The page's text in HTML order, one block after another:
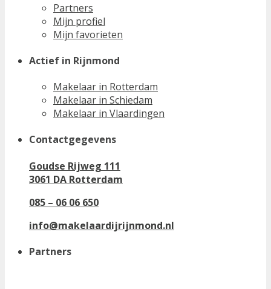
Partners
Mijn profiel
Mijn favorieten
Actief in Rijnmond
Makelaar in Rotterdam
Makelaar in Schiedam
Makelaar in Vlaardingen
Contactgegevens
Goudse Rijweg 111
3061 DA Rotterdam
085 – 06 06 650
info@makelaardijrijnmond.nl
Partners